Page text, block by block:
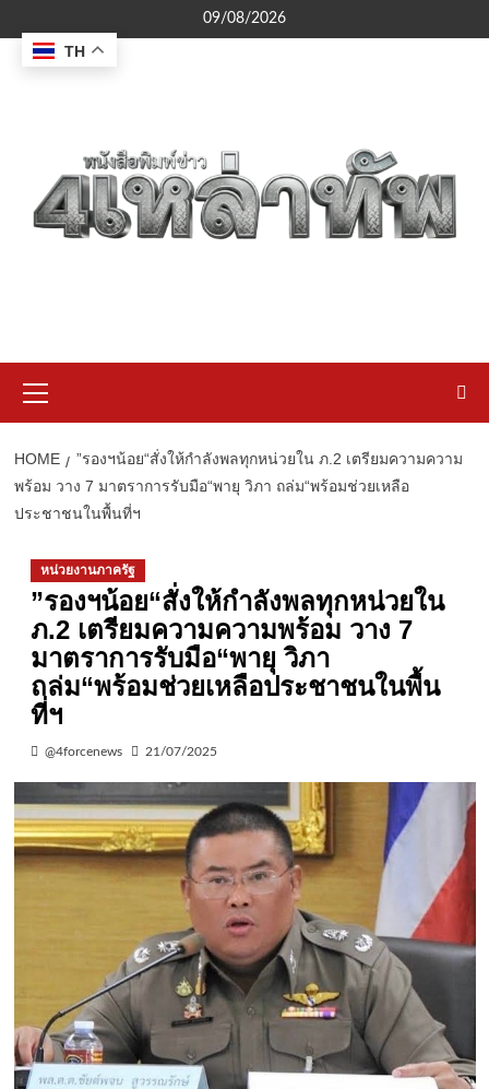
to
content
09/08/2026
Menu
HOME
”รองฯน้อย“สั่งให้กำลังพลทุกหน่วยใน ภ.2 เตรียมความความ
พร้อม วาง 7 มาตราการรับมือ“พายุ วิภา ถล่ม“พร้อมช่วยเหลือ
ประชาชนในพื้นที่ฯ
หน่วยงานภาครัฐ
”รองฯน้อย“สั่งให้กำลังพลทุกหน่วยใน
ภ.2 เตรียมความความพร้อม วาง 7
มาตราการรับมือ“พายุ วิภา
ถล่ม“พร้อมช่วยเหลือประชาชนในพื้น
ที่ฯ
@4forcenews 21/07/2025
TH